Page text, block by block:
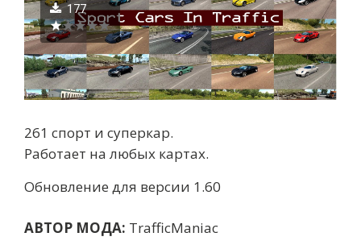
177
261 спорт и суперкар.
Работает на любых картах.
Обновление для версии 1.60
АВТОР МОДА: TrafficManiac